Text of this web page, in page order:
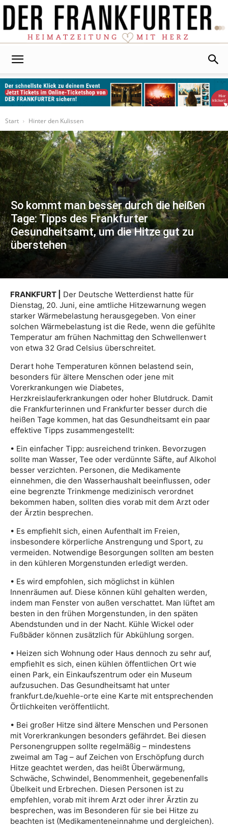
Start
Hinter den Kulissen
So kommt man besser durch die heißen
Tage: Tipps des Frankfurter
Gesundheitsamt, um die Hitze gut zu
überstehen
FRANKFURT |
Der Deutsche Wetterdienst hatte für
Dienstag, 20. Juni, eine amtliche Hitzewarnung wegen
starker Wärmebelastung herausgegeben. Von einer
solchen Wärmebelastung ist die Rede, wenn die gefühlte
Temperatur am frühen Nachmittag den Schwellenwert
von etwa 32 Grad Celsius überschreitet.
Derart hohe Temperaturen können belastend sein,
besonders für ältere Menschen oder jene mit
Vorerkrankungen wie Diabetes,
Herzkreislauferkrankungen oder hoher Blutdruck. Damit
die Frankfurterinnen und Frankfurter besser durch die
heißen Tage kommen, hat das Gesundheitsamt ein paar
effektive Tipps zusammengestellt:
• Ein einfacher Tipp: ausreichend trinken. Bevorzugen
sollte man Wasser, Tee oder verdünnte Säfte, auf Alkohol
besser verzichten. Personen, die Medikamente
einnehmen, die den Wasserhaushalt beeinflussen, oder
eine begrenzte Trinkmenge medizinisch verordnet
bekommen haben, sollten dies vorab mit dem Arzt oder
der Ärztin besprechen.
• Es empfiehlt sich, einen Aufenthalt im Freien,
insbesondere körperliche Anstrengung und Sport, zu
vermeiden. Notwendige Besorgungen sollten am besten
in den kühleren Morgenstunden erledigt werden.
• Es wird empfohlen, sich möglichst in kühlen
Innenräumen auf. Diese können kühl gehalten werden,
indem man Fenster von außen verschattet. Man lüftet am
besten in den frühen Morgenstunden, in den späten
Abendstunden und in der Nacht. Kühle Wickel oder
Fußbäder können zusätzlich für Abkühlung sorgen.
• Heizen sich Wohnung oder Haus dennoch zu sehr auf,
empfiehlt es sich, einen kühlen öffentlichen Ort wie
einen Park, ein Einkaufszentrum oder ein Museum
aufzusuchen. Das Gesundheitsamt hat unter
frankfurt.de/kuehle-orte eine Karte mit entsprechenden
Örtlichkeiten veröffentlicht.
• Bei großer Hitze sind ältere Menschen und Personen
mit Vorerkrankungen besonders gefährdet. Bei diesen
Personengruppen sollte regelmäßig – mindestens
zweimal am Tag – auf Zeichen von Erschöpfung durch
Hitze geachtet werden, das heißt Überwärmung,
Schwäche, Schwindel, Benommenheit, gegebenenfalls
Übelkeit und Erbrechen. Diesen Personen ist zu
empfehlen, vorab mit ihrem Arzt oder ihrer Ärztin zu
besprechen, was im Besonderen für sie bei Hitze zu
beachten ist (Medikamenteneinnahme und dergleichen).